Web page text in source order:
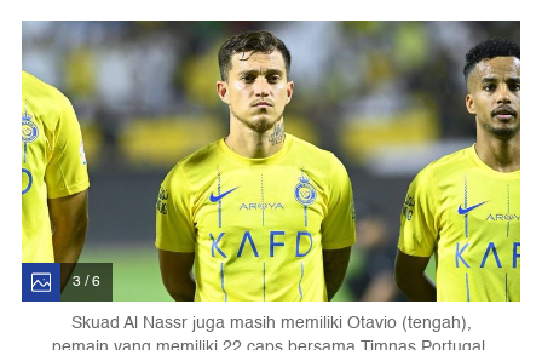
3 / 6
Skuad Al Nassr juga masih memiliki Otavio (tengah),